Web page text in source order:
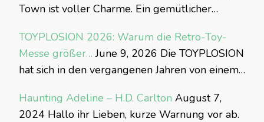
Town ist voller Charme. Ein gemütlicher…
TOYPLOSION 2026: Warum die Retro-Toy-
Messe größer… June 9, 2026 Die TOYPLOSION
hat sich in den vergangenen Jahren von einem…
Haunting Adeline – H.D. Carlton August 7,
2024 Hallo ihr Lieben, kurze Warnung vor ab.